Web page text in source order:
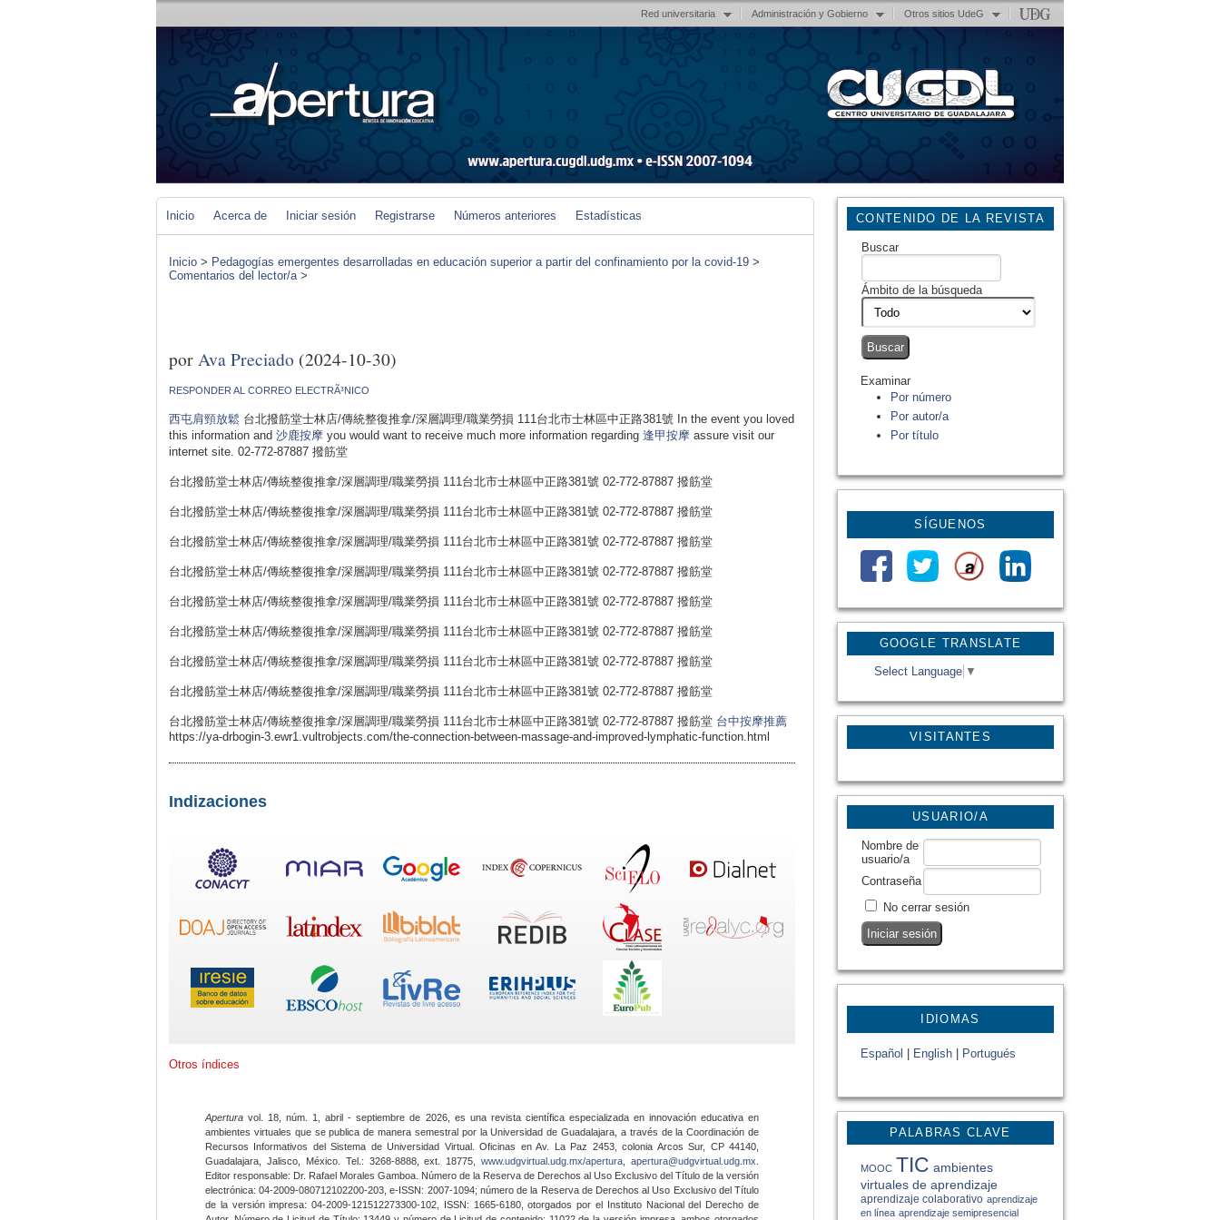
Red universitaria Administración y Gobierno Otros sitios UdeG
GOOGLE TRANSLATE
Select Language ▼
VISITANTES
CONTENIDO DE LA REVISTA
Buscar
Ámbito de la búsqueda
Examinar
Por número
Por autor/a
Por título
SÍGUENOS
USUARIO/A
Nombre de
usuario/a
Contraseña
No cerrar sesión
IDIOMAS
Español English Portugués
PALABRAS CLAVE
MOOC TIC ambientes
virtuales de aprendizaje
aprendizaje colaborativo aprendizaje
en línea aprendizaje semipresencial
Inicio Acerca de Iniciar sesión Registrarse Números anteriores Estadísticas
Inicio > Pedagogías emergentes desarrolladas en educación superior a partir del confinamiento por la covid-19 >
Comentarios del lector/a>
por Ava Preciado (2024-10-30)
RESPONDER AL CORREO ELECTRÃ³NICO
西屯肩頸放鬆 台北撥筋堂士林店/傳統整復推拿/深層調理/職業勞損 111台北市士林區中正路381號 In the event you loved
this information and 沙鹿按摩 you would want to receive much more information regarding 逢甲按摩 assure visit our
internet site. 02-772-87887 撥筋堂
台北撥筋堂士林店/傳統整復推拿/深層調理/職業勞損 111台北市士林區中正路381號 02-772-87887 撥筋堂
台北撥筋堂士林店/傳統整復推拿/深層調理/職業勞損 111台北市士林區中正路381號 02-772-87887 撥筋堂
台北撥筋堂士林店/傳統整復推拿/深層調理/職業勞損 111台北市士林區中正路381號 02-772-87887 撥筋堂
台北撥筋堂士林店/傳統整復推拿/深層調理/職業勞損 111台北市士林區中正路381號 02-772-87887 撥筋堂
台北撥筋堂士林店/傳統整復推拿/深層調理/職業勞損 111台北市士林區中正路381號 02-772-87887 撥筋堂
台北撥筋堂士林店/傳統整復推拿/深層調理/職業勞損 111台北市士林區中正路381號 02-772-87887 撥筋堂
台北撥筋堂士林店/傳統整復推拿/深層調理/職業勞損 111台北市士林區中正路381號 02-772-87887 撥筋堂
台北撥筋堂士林店/傳統整復推拿/深層調理/職業勞損 111台北市士林區中正路381號 02-772-87887 撥筋堂
台北撥筋堂士林店/傳統整復推拿/深層調理/職業勞損 111台北市士林區中正路381號 02-772-87887 撥筋堂 台中按摩推薦
https://ya-drbogin-3.ewr1.vultrobjects.com/the-connection-between-massage-and-improved-lymphatic-function.html
Indizaciones
Otros índices
Apertura vol. 18, núm. 1, abril - septiembre de 2026, es una revista científica especializada en innovación educativa en
ambientes virtuales que se publica de manera semestral por la Universidad de Guadalajara, a través de la Coordinación de
Recursos Informativos del Sistema de Universidad Virtual. Oficinas en Av. La Paz 2453, colonia Arcos Sur, CP 44140,
Guadalajara, Jalisco, México. Tel.: 3268-8888, ext. 18775,www.udgvirtual.udg.mx/apertura apertura@udgvirtual.udg.mx
Editor responsable: Dr. Rafael Morales Gamboa. Número de la Reserva de Derechos al Uso Exclusivo del Título de la versión
electrónica: 04-2009-080712102200-203, e-ISSN: 2007-1094; número de la Reserva de Derechos al Uso Exclusivo del Título
de la versión impresa: 04-2009-121512273300-102, ISSN: 1665-6180, otorgados por el Instituto Nacional del Derecho de